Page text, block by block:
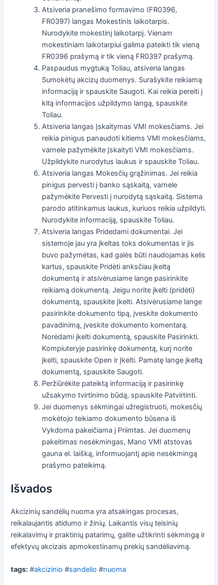
Atsiveria pranešimo formavimo (FR0396,
FR0397) langas Mokestinis laikotarpis.
Nurodykite mokestinį laikotarpį. Vienam
mokestiniam laikotarpiui galima pateikti tik vieną
FR0396 prašymą ir tik vieną FR0397 prašymą.
Paspaudus mygtuką Toliau, atsiveria langas
Sumokėtų akcizų duomenys. Surašykite reikiamą
informaciją ir spauskite Saugoti. Kai reikia pereiti į
kitą informacijos užpildymo langą, spauskite
Toliau.
Atsiveria langas Įskaitymas VMI mokesčiams. Jei
reikia pinigus panaudoti kitiems VMI mokesčiams,
varnele pažymėkite Įskaityti VMI mokesčiams.
Užpildykite nurodytus laukus ir spauskite Toliau.
Atsiveria langas Mokesčių grąžinimas. Jei reikia
pinigus pervesti į banko sąskaitą, varnele
pažymėkite Pervesti į nurodytą sąskaitą. Sistema
parodo atitinkamus laukus, kuriuos reikia užpildyti.
Nurodykite informaciją, spauskite Toliau.
Atsiveria langas Pridedami dokumentai. Jei
sistemoje jau yra įkeltas toks dokumentas ir jis
buvo pažymėtas, kad galės būti naudojamas kelis
kartus, spauskite Pridėti anksčiau įkeltą
dokumentą ir atsivėrusiame lange pasirinkite
reikiamą dokumentą. Jeigu norite įkelti (pridėti)
dokumentą, spauskite Įkelti. Atsivėrusiame lange
pasirinkite dokumento tipą, įveskite dokumento
pavadinimą, įveskite dokumento komentarą.
Norėdami įkelti dokumentą, spauskite Pasirinkti.
Kompiuteryje pasirinkę dokumentą, kurį norite
įkelti, spauskite Open ir Įkelti. Pamatę lange įkeltą
dokumentą, spauskite Saugoti.
Peržiūrėkite pateiktą informaciją ir pasirinkę
užsakymo tvirtinimo būdą, spauskite Patvirtinti.
Jei duomenys sėkmingai užregistruoti, mokesčių
mokėtojo teikiamo dokumento būsena iš
Vykdoma pakeičiama į Priimtas. Jei duomenų
pakeitimas nesėkmingas, Mano VMI atstovas
gauna el. laišką, informuojantį apie nesėkmingą
prašymo pateikimą.
Išvados
Akcizinių sandėlių nuoma yra atsakingas procesas,
reikalaujantis atidumo ir žinių. Laikantis visų teisinių
reikalavimų ir praktinių patarimų, galite užtikrinti sėkmingą ir
efektyvų akcizais apmokestinamų prekių sandėliavimą.
tags: #akcizinio #sandelio #nuoma